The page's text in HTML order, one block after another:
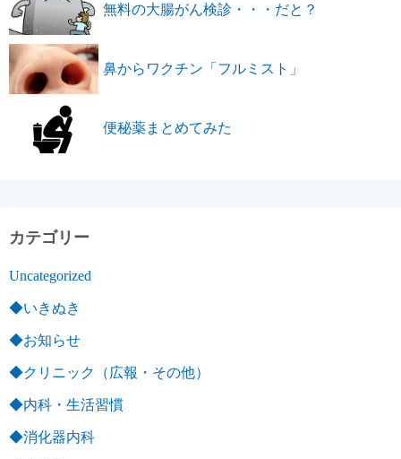
無料の大腸がん検診・・・だと？
鼻からワクチン「フルミスト」
便秘薬まとめてみた
カテゴリー
Uncategorized
◆いきぬき
◆お知らせ
◆クリニック（広報・その他）
◆内科・生活習慣
◆消化器内科